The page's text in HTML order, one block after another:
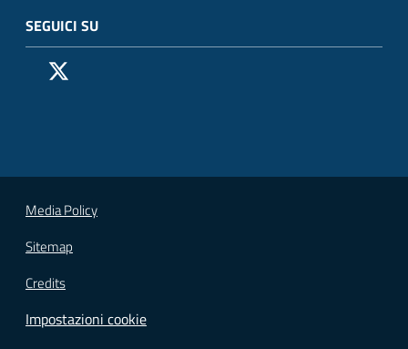
SEGUICI SU
Pagina Facebook del Comune di San Donato Milanese
Vai alla pagina
Media Policy
Sitemap
Credits
Impostazioni cookie